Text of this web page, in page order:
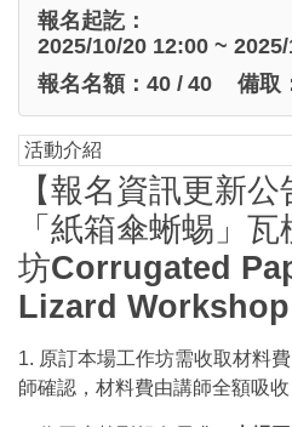
報名起訖：
2025/10/20 12:00 ~
報名名額： 40 / 40 備取
活動介紹
【報名資訊更新
「紙箱傘蜥蜴」
坊Corrugated
Lizard Workshop
1. 原訂本場工作坊需收取材料
師確認，材料費由講師全額吸收